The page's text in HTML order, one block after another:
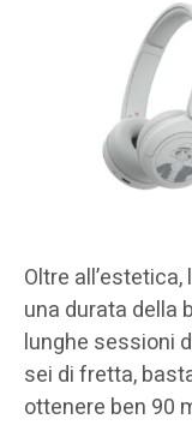
Oltre
una durata della
lunghe sessioni
sei di fretta,
ottenere ben 90